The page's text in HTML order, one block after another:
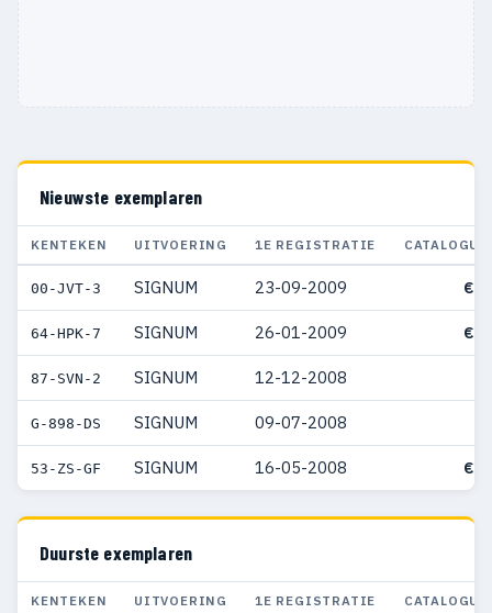
Nieuwste exemplaren
KENTEKEN UITVOERING 1E REGISTRATIE
00-JVT-3 SIGNUM 23-09-2009 €
64-HPK-7 SIGNUM 26-01-2009 €
87-SVN-2 SIGNUM 12-12-2008
G-898-DS SIGNUM 09-07-2008
53-ZS-GF SIGNUM 16-05-2008 €
Duurste exemplaren
KENTEKEN UITVOERING 1E REGISTRATIE